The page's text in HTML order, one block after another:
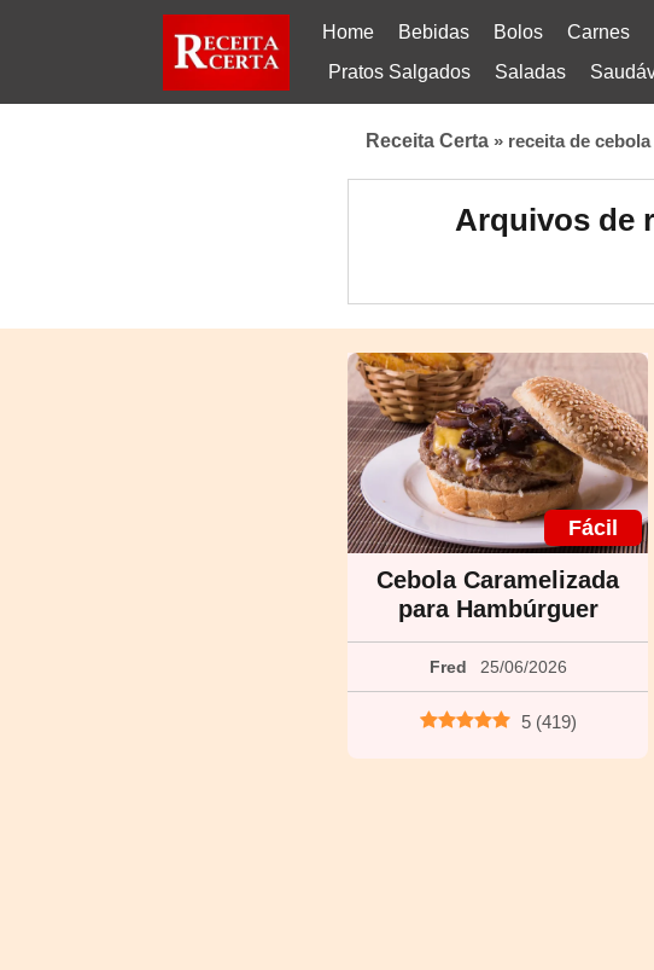
Home Bebidas Bolos Carnes
Pratos Salgados
Saladas
Receita Certa » receita de
Arquivos de
Fácil
Cebola Caramelizada
para Hambúrguer
Fred 25/06/2026
5 (419)